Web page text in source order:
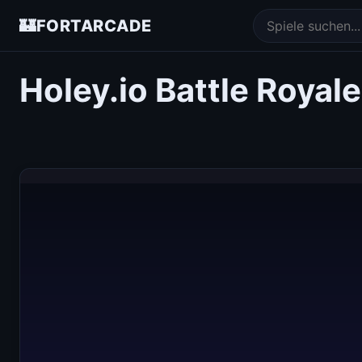
🏰FORTARCADE
Holey.io Battle Royale